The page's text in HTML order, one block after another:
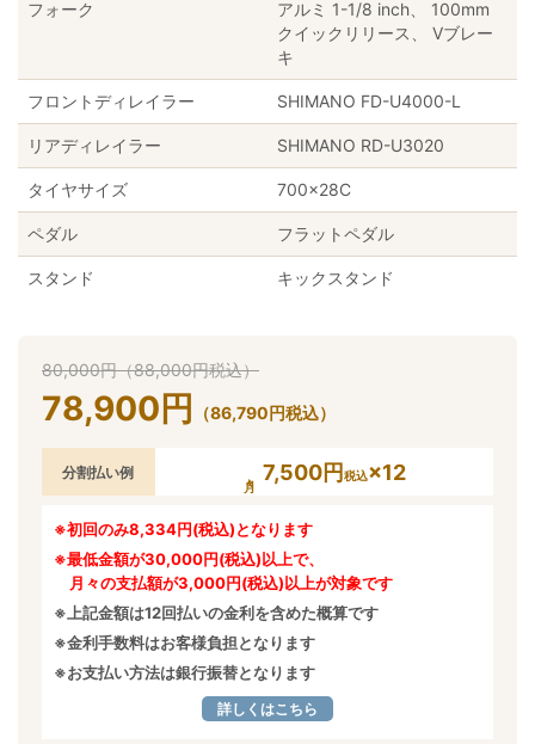
フォーク
アルミ 1-1/8 inch、 100mm
クイックリリース、 Vブレー
キ
フロントディレイラー SHIMANO FD-U4000-L
リアディレイラー SHIMANO RD-U3020
タイヤサイズ 700×28C
ペダル フラットペダル
スタンド キックスタンド
80,000円（88,000円税込）
78,900 円 （86,790円税込）
分割払い例 7,500円税込×12
※初回のみ8,334円(税込)となります
※最低金額が30,000円(税込)以上で、
月々の支払額が3,000円(税込)以上が対象です
※上記金額は12回払いの金利を含めた概算です
※金利手数料はお客様負担となります
※お支払い方法は銀行振替となります
詳しくはこちら